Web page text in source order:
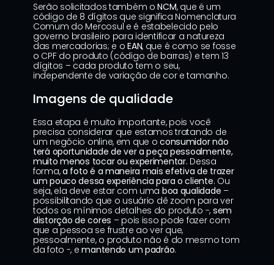
Serão solicitados também o NCM, que é um
código de 8 dígitos que significa Nomenclatura
Comum do Mercosul e é estabelecido pelo
governo brasileiro para identificar a natureza
das mercadorias; e o EAN, que é como se fosse
o CPF do produto (código de barras) e tem 13
dígitos – cada produto tem o seu,
independente de variação de cor e tamanho.
Imagens de qualidade
Essa etapa é muito importante, pois você
precisa considerar que estamos tratando de
um negócio online, em que o consumidor não
terá oportunidade de ver a peça pessoalmente,
muito menos tocar ou experimentar. Dessa
forma, a foto é a maneira mais efetiva de trazer
um pouco dessa experiência para o cliente. Ou
seja, ela deve estar com uma boa qualidade –
possibilitando que o usuário dê zoom para ver
todos os mínimos detalhes do produto -, sem
distorção de cores – pois isso pode fazer com
que a pessoa se frustre ao ver que,
pessoalmente, o produto não é do mesmo tom
da foto -, e mantendo um padrão.